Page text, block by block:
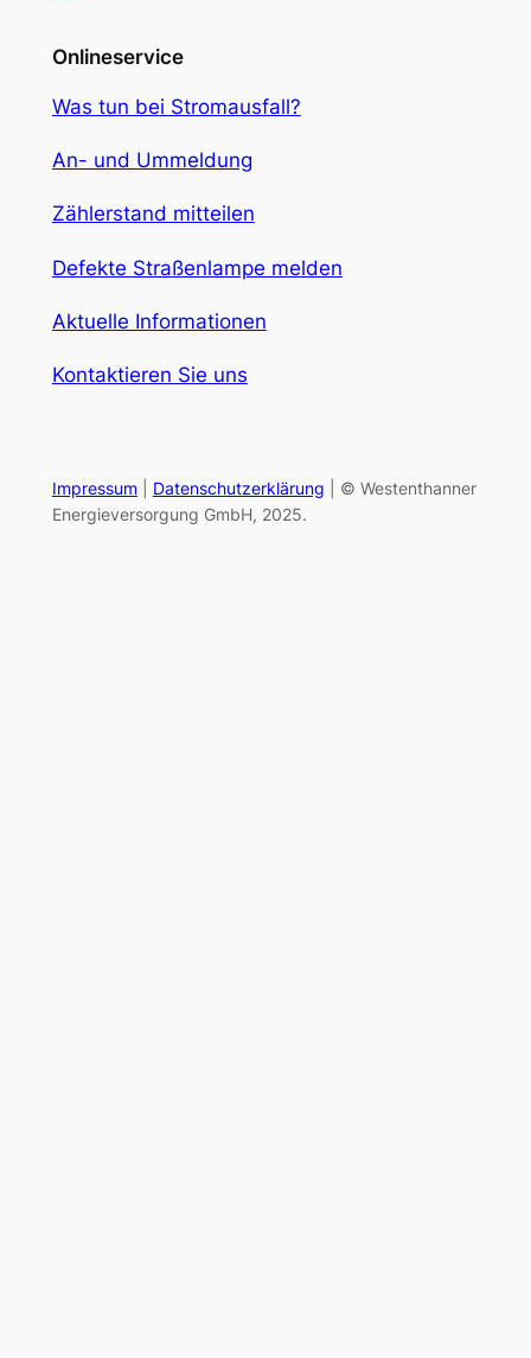
Onlineservice
Was tun bei Stromausfall?
An- und Ummeldung
Zählerstand mitteilen
Defekte Straßenlampe melden
Aktuelle Informationen
Kontaktieren Sie uns
Impressum| Datenschutzerklärung | © Westenthanner
Energieversorgung GmbH, 2025.